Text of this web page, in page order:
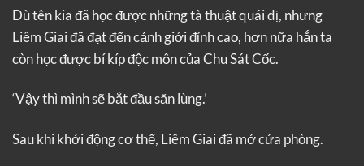
Dù tên kia đã học được những tà thuật quái dị, nhưng
Liêm Giai đã đạt đến cảnh giới đỉnh cao, hơn nữa hắn ta
còn học được bí kíp độc môn của Chu Sát Cốc.
‘Vậy thì mình sẽ bắt đầu săn lùng.’
Sau khi khởi động cơ thể, Liêm Giai đã mở cửa phòng.